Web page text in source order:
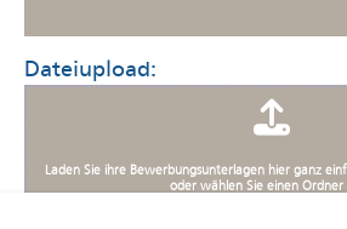
Dateiupload:
Laden Sie ihre Bewerbungsunterlagen hier ganz
oder wählen Sie einen Ordner